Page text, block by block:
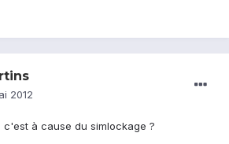
2012
c'est à cause du simlockage ?